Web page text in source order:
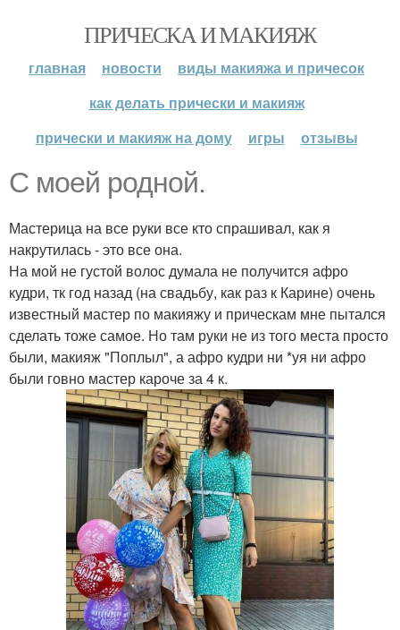
ПРИЧЕСКА И МАКИЯЖ
главная новости
виды макияжа и причесок
как делать прически и макияж
прически и макияж на дому
игры отзывы
С моей родной.
Мастерица на все руки все кто спрашивал, как я
накрутилась - это все она.
На мой не густой волос думала не получится афро
кудри, тк год назад (на свадьбу, как раз к Карине) очень
известный мастер по макияжу и прическам мне пытался
сделать тоже самое. Но там руки не из того места просто
были, макияж "Поплыл", а афро кудри ни *уя ни афро
были говно мастер кароче за 4 к.